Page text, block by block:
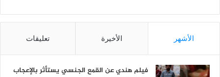
الأشهر الأخيرة تعليقات
فيلم هندي عن القمع الجنسي يستأثر بالإعجاب